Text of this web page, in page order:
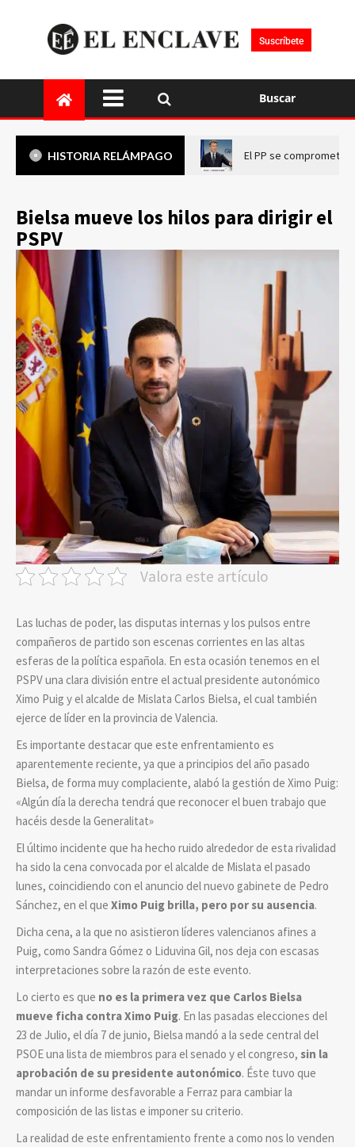
Suscríbete
Buscar
HISTORIA RELÁMPAGO El PP se compromete
Bielsa mueve los hilos para dirigir el
PSPV
Valora este artículo
Las luchas de poder, las disputas internas y los pulsos entre
compañeros de partido son escenas corrientes en las altas
esferas de la política española. En esta ocasión tenemos en el
PSPV una clara división entre el actual presidente autonómico
Ximo Puig y el alcalde de Mislata Carlos Bielsa, el cual también
ejerce de líder en la provincia de Valencia.
Es importante destacar que este enfrentamiento es
aparentemente reciente, ya que a principios del año pasado
Bielsa, de forma muy complaciente, alabó la gestión de Ximo Puig:
«Algún día la derecha tendrá que reconocer el buen trabajo que
hacéis desde la Generalitat»
El último incidente que ha hecho ruido alrededor de esta rivalidad
ha sido la cena convocada por el alcalde de Mislata el pasado
lunes, coincidiendo con el anuncio del nuevo gabinete de Pedro
Sánchez, en el que Ximo Puig brilla, pero por su ausencia.
Dicha cena, a la que no asistieron líderes valencianos afines a
Puig, como Sandra Gómez o Liduvina Gil, nos deja con escasas
interpretaciones sobre la razón de este evento.
Lo cierto es que no es la primera vez que Carlos Bielsa
mueve ficha contra Ximo Puig. En las pasadas elecciones del
23 de Julio, el día 7 de junio, Bielsa mandó a la sede central del
PSOE una lista de miembros para el senado y el congreso, sin la
aprobación de su presidente autonómico. Éste tuvo que
mandar un informe desfavorable a Ferraz para cambiar la
composición de las listas e imponer su criterio.
La realidad de este enfrentamiento frente a como nos lo venden